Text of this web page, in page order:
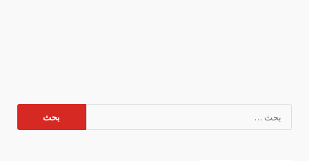
عن: